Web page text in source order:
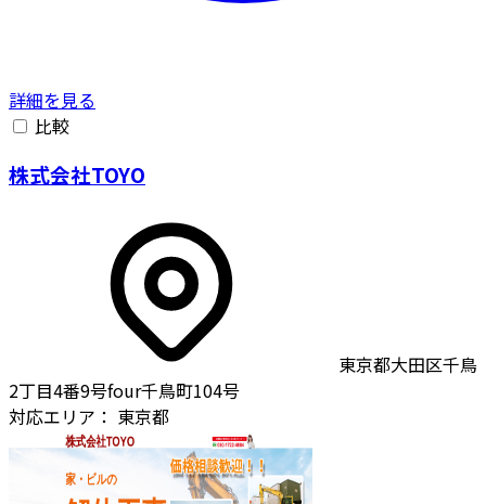
詳細を見る
比較
株式会社TOYO
東京都大田区千鳥
2丁目4番9号four千鳥町104号
対応エリア： 東京都